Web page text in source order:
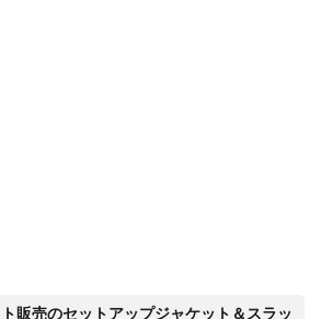
ト販売のセットアップジャケット＆スラッ